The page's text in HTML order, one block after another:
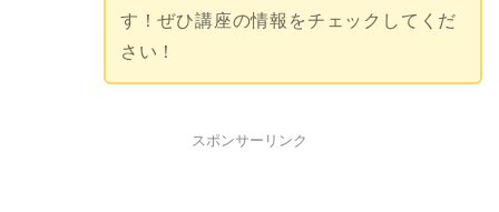
す！ぜひ講座の情報をチェックしてくだ
さい！
スポンサーリンク